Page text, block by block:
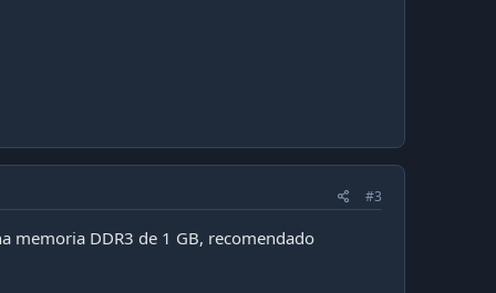
#3
memoria DDR3 de 1 GB, recomendado